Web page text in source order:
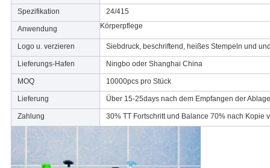
Spezifikation 24/415
Anwendung Körperpflege
Logo u. verzieren Siebdruck, beschriftend, heißes Stempeln und
Lieferungs-Hafen Ningbo oder Shanghai China
MOQ 10000pcs pro Stück
Lieferung Über 15-25days nach dem Empfangen der
Zahlung 30% TT Fortschritt und Balance 70% nach Kopie